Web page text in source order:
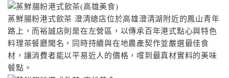
蒸鮮腸粉港式飲茶 澄清總店位於高雄澄清湖附近的鳳山青年
路上，而裕誠店則是在左營區，以傳承百年港式點心與特色
料理茶餐廳聞名，同時持續與在地農產契作並嚴選最佳食
材，讓消費者能以平易近人的價格，嚐到最真材實料的美味
餐點。